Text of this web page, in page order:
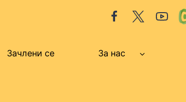
Зачлени се За нас